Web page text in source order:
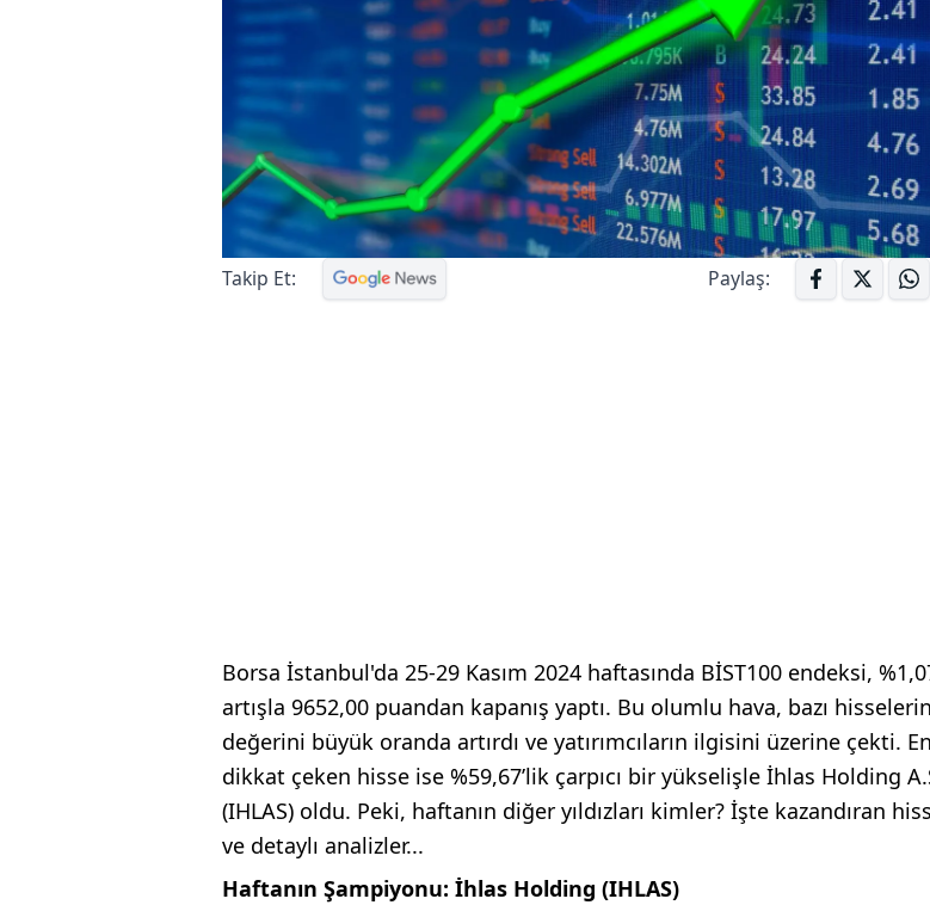
Takip Et: Paylaş:
Borsa İstanbul'da 25-29 Kasım 2024 haftasında BİST100 endeksi,
artışla 9652,00 puandan kapanış yaptı. Bu olumlu hava, bazı hisselerin
değerini büyük oranda artırdı ve yatırımcıların ilgisini üzerine çekti. En
dikkat çeken hisse ise %59,67’lik çarpıcı bir yükselişle İhlas Holding
(IHLAS) oldu. Peki, haftanın diğer yıldızları kimler? İşte kazandıran
ve detaylı analizler...
Haftanın Şampiyonu: İhlas Holding (IHLAS)